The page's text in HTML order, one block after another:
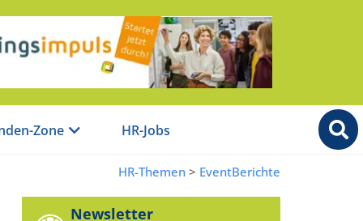
Zone HR-Jobs
HR-Themen > EventBerichte
Newsletter